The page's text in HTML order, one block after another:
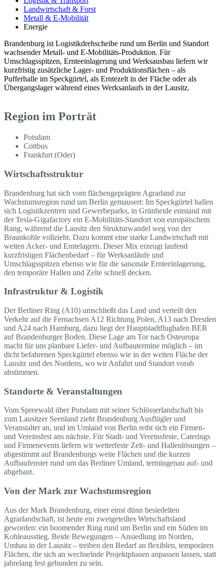
Landwirtschaft & Forst
Metall & E-Mobilität
Energie
Brandenburg ist Logistikdrehscheibe rund um Berlin und Standort
wachsender Metall- und E-Mobilitäts-Produktion. Für
Umschlagsspitzen, Ernteeinlagerung und Werksausbau liefern wir
kurzfristig zusätzliche Lager- und Produktionsflächen – als
Pufferhalle im Speckgürtel, als Erntezelt in der Fläche oder als
Übergangslager während eines Werksanlaufs in der Lausitz.
Region im Porträt
Potsdam
Cottbus
Frankfurt (Oder)
Wirtschaftsstruktur
Brandenburg hat sich vom flächengeprägten Agrarland zur
Wachstumsregion rund um Berlin gemausert: Im Speckgürtel ballen
sich Logistikzentren und Gewerbeparks, in Grünheide entstand mit
der Tesla-Gigafactory ein E-Mobilitäts-Standort von europäischem
Rang, während die Lausitz den Strukturwandel weg von der
Braunkohle vollzieht. Dazu kommt eine starke Landwirtschaft mit
weiten Acker- und Erntelagern. Dieser Mix erzeugt laufend
kurzfristigen Flächenbedarf – für Werksanläufe und
Umschlagsspitzen ebenso wie für die saisonale Ernteeinlagerung,
den temporäre Hallen und Zelte schnell decken.
Infrastruktur & Logistik
Der Berliner Ring (A10) umschließt das Land und verteilt den
Verkehr auf die Fernachsen A12 Richtung Polen, A13 nach Dresden
und A24 nach Hamburg, dazu liegt der Hauptstadtflughafen BER
auf Brandenburger Boden. Diese Lage am Tor nach Osteuropa
macht für uns planbare Liefer- und Aufbautermine möglich – im
dicht befahrenen Speckgürtel ebenso wie in der weiten Fläche der
Lausitz und des Nordens, wo wir Anfahrt und Standort vorab
abstimmen.
Standorte & Veranstaltungen
Vom Spreewald über Potsdam mit seiner Schlösserlandschaft bis
zum Lausitzer Seenland zieht Brandenburg Ausflügler und
Veranstalter an, und im Umland von Berlin reiht sich ein Firmen-
und Vereinsfest ans nächste. Für Stadt- und Vereinsfeste, Caterings
und Firmenevents liefern wir wetterfeste Zelt- und Hallenlösungen –
abgestimmt auf Brandenburgs weite Flächen und die kurzen
Aufbaufenster rund um das Berliner Umland, termingenau auf- und
abgebaut.
Von der Mark zur Wachstumsregion
Aus der Mark Brandenburg, einer einst dünn besiedelten
Agrarlandschaft, ist heute ein zweigeteiltes Wirtschaftsland
geworden: ein boomender Ring rund um Berlin und ein Süden im
Kohleausstieg. Beide Bewegungen – Ansiedlung im Norden,
Umbau in der Lausitz – treiben den Bedarf an flexiblen, temporären
Flächen, die sich an wechselnde Projektphasen anpassen lassen, statt
jahrelang fest gebunden zu sein.